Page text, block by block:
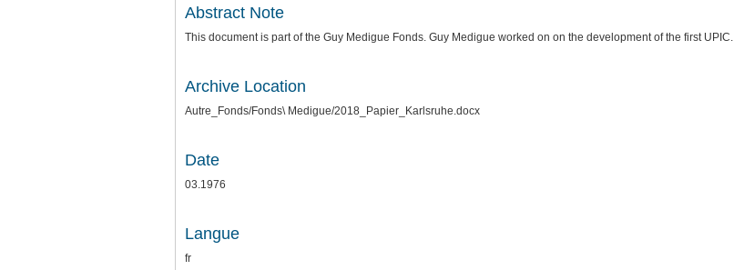
Abstract Note
This document is part of the Guy Medigue Fonds. Guy Medigue worked on on the development of the first UPIC.
Archive Location
Autre_Fonds/Fonds\ Medigue/2018_Papier_Karlsruhe.docx
Date
03.1976
Langue
fr